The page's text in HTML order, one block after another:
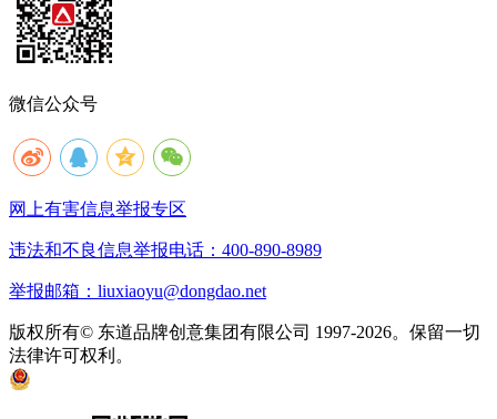
微信公众号
网上有害信息举报专区
违法和不良信息举报电话：400-890-8989
举报邮箱：liuxiaoyu@dongdao.net
版权所有© 东道品牌创意集团有限公司 1997-2026。保留一切
法律许可权利。